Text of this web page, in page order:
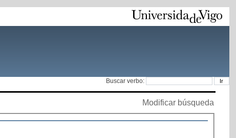
Buscar verbo:
Modificar búsqueda